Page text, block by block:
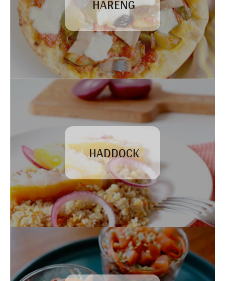
HARENG
HADDOCK